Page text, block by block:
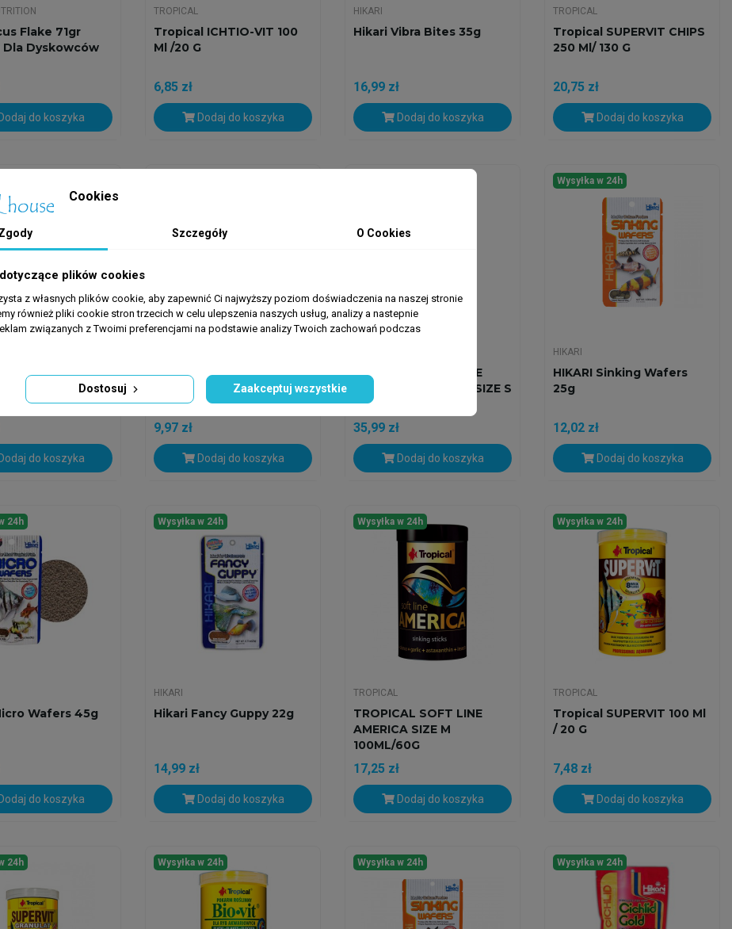
Flake 71gr
Dla Dyskowców
do koszyka
TROPICAL
Tropical ICHTIO-VIT 100
Ml /20 G
6,85 zł
Dodaj do koszyka
HIKARI
Hikari Vibra Bites 35g
16,99 zł
Dodaj do koszyka
TROPICAL
Tropical SUPERVIT CHIPS
250 Ml/ 130 G
20,75 zł
Dodaj do koszyka
24h
Wafers 50g
do koszyka
Tropical SUPERVIT CHIPS
9,97 zł
Dodaj do koszyka
TROPICAL SOFT LINE
AFRICA CARNIVORE SIZE S
250ML/150G
35,99 zł
Dodaj do koszyka
Wysyłka w 24h
HIKARI
HIKARI Sinking Wafers
25g
12,02 zł
Dodaj do koszyka
24h
Wafers 45g
do koszyka
Wysyłka w 24h
HIKARI
Hikari Fancy Guppy 22g
14,99 zł
Dodaj do koszyka
Wysyłka w 24h
TROPICAL
TROPICAL SOFT LINE
AMERICA SIZE M
100ML/60G
17,25 zł
Dodaj do koszyka
Wysyłka w 24h
TROPICAL
Tropical SUPERVIT 100 Ml
/ 20 G
7,48 zł
Dodaj do koszyka
24h Wysyłka w 24h Wysyłka w 24h Wysyłka w 24h
Cookies
Szczegóły O Cookies
plików cookies
z własnych plików cookie, aby zapewnić Ci najwyższy poziom doświadczenia na naszej stronie
również pliki cookie stron trzecich w celu ulepszenia naszych usług, analizy a nastepnie
związanych z Twoimi preferencjami na podstawie analizy Twoich zachowań podczas
Dostosuj Zaakceptuj wszystkie